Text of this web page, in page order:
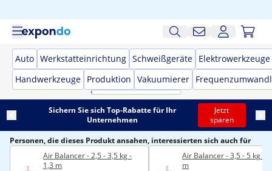
Auto Werkstatteinrichtung Schweißgeräte Elektrowerkzeuge
Handwerkzeuge Produktion Vakuumierer
Sichern Sie sich Top-Rabatte für Ihr
Unternehmen
Jetzt
sparen
Personen, die dieses Produkt ansahen, interessierten sich auch für
Air Balancer - 2,5 - 3,5 kg -
1,3 m
Air Balancer - 3,5 - 5 kg -
m